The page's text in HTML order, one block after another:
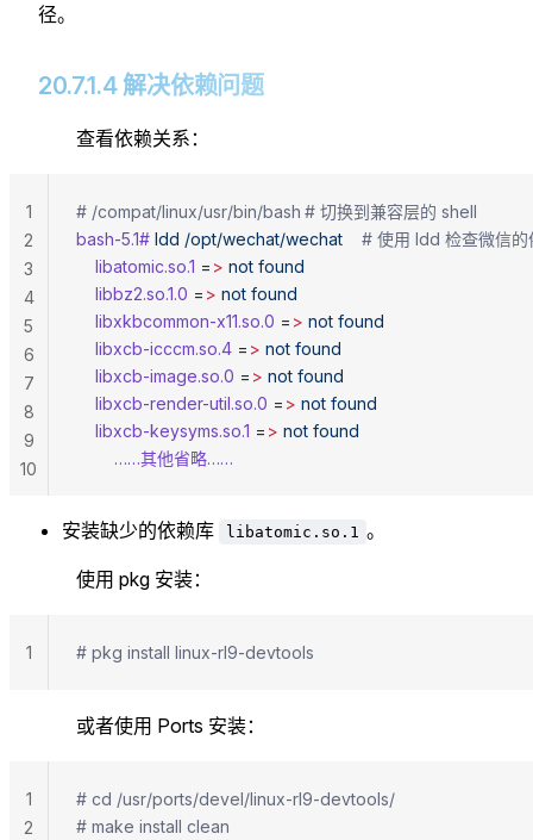
径。
20.7.1.4 解决依赖问题
查看依赖关系：
# /compat/linux/usr/bin/bash	# 切换到兼容层的 shell
bash-5.1# ldd /opt/wechat/wechat
# 使用 ldd 检查微信
	libatomic.so.1
= > not found
	libbz2.so.1.0
= > not found
	libxkbcommon-x11.so.0
= > not found
	libxcb-icccm.so.4
= > not found
	libxcb-image.so.0
= > not found
	libxcb-render-util.so.0
= > not found
	libxcb-keysyms.so.1
= > not found
		……其他省略……
1
2
3
4
5
6
7
8
9
10
安装缺少的依赖库 libatomic.so.1 。
使用 pkg 安装：
# pkg install linux-rl9-devtools
1
或者使用 Ports 安装：
# cd /usr/ports/devel/linux-rl9-devtools/
# make install clean
1
2